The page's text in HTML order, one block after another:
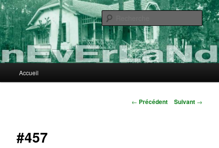
Aller
au
contenu
principalnEvErLaNd
principal
Accueil
Navigation
← Précédent Suivant →
#457